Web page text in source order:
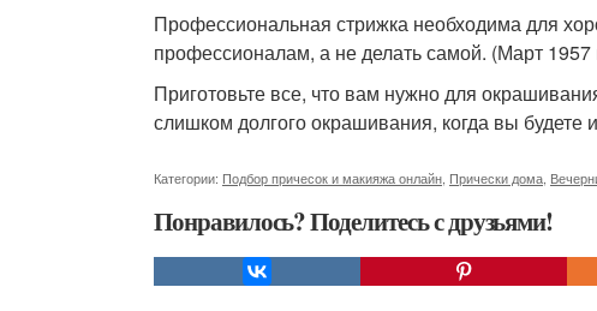
Профессиональная стрижка необходима для
профессионалам, а не делать самой. (Март 1957
Приготовьте все, что вам нужно для
слишком долгого окрашивания, когда вы будете
Категории: Подбор причесок и макияжа онлайн Прически дома
Понравилось? Поделитесь с друзьями!